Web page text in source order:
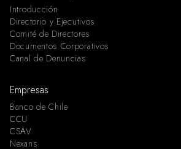
Introducción
Directorio y Ejecutivos
Comité de Directores
Documentos Corporativos
Canal de Denuncias
Empresas
Banco de Chile
CCU
CSAV
Nexans